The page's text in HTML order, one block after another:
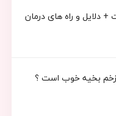
و راه های درمان
زخم بخیه خوب است ؟